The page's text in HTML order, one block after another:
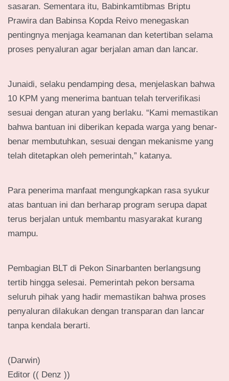
sasaran. Sementara itu, Babinkamtibmas Briptu
Prawira dan Babinsa Kopda Reivo menegaskan
pentingnya menjaga keamanan dan ketertiban selama
proses penyaluran agar berjalan aman dan lancar.
Junaidi, selaku pendamping desa, menjelaskan bahwa
10 KPM yang menerima bantuan telah terverifikasi
sesuai dengan aturan yang berlaku. “Kami memastikan
bahwa bantuan ini diberikan kepada warga yang benar-
benar membutuhkan, sesuai dengan mekanisme yang
telah ditetapkan oleh pemerintah,” katanya.
Para penerima manfaat mengungkapkan rasa syukur
atas bantuan ini dan berharap program serupa dapat
terus berjalan untuk membantu masyarakat kurang
mampu.
Pembagian BLT di Pekon Sinarbanten berlangsung
tertib hingga selesai. Pemerintah pekon bersama
seluruh pihak yang hadir memastikan bahwa proses
penyaluran dilakukan dengan transparan dan lancar
tanpa kendala berarti.
(Darwin)
Editor (( Denz ))